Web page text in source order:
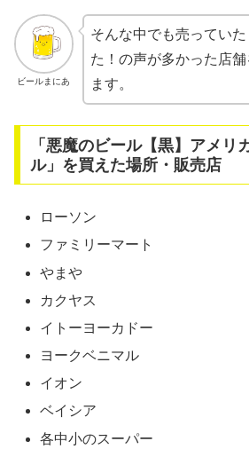
ビールまにあ
そんな中でも売ってい
た！の声が多かった店
ます。
「悪魔のビール【黒】アメリ
ル」を買えた場所・販売店
ローソン
ファミリーマート
やまや
カクヤス
イトーヨーカドー
ヨークベニマル
イオン
ベイシア
各中小のスーパー